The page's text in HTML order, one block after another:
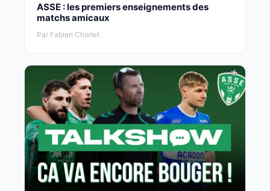
ASSE : les premiers enseignements des
matchs amicaux
Par Fabien Chorlet